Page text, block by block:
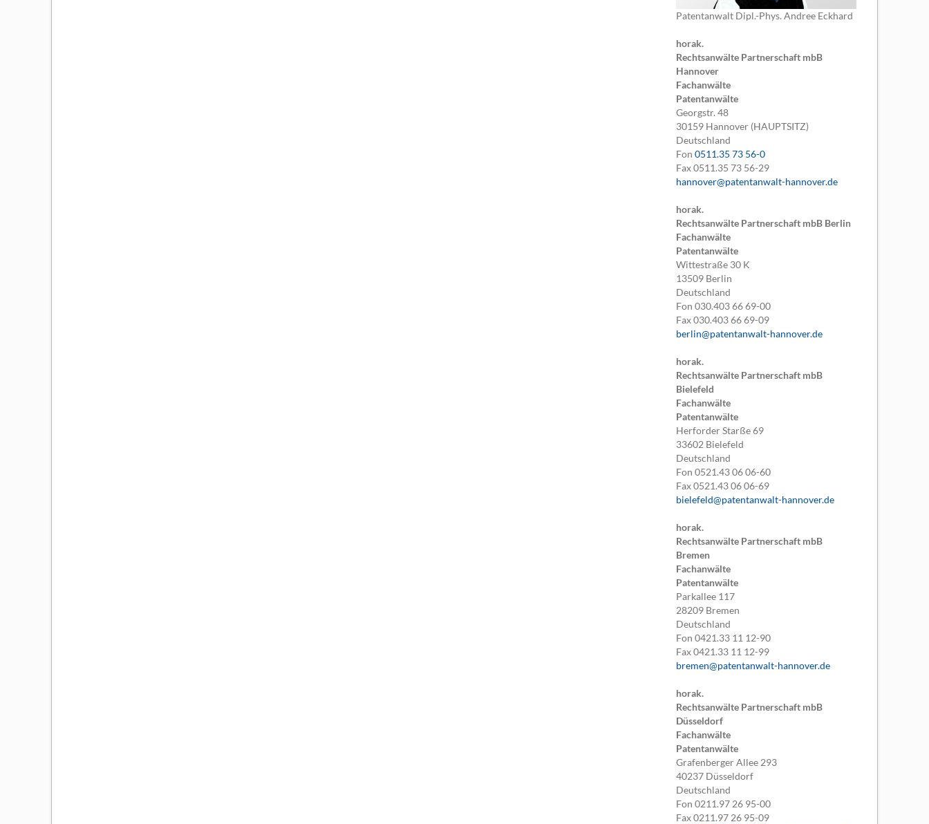
Patentanwalt Dipl.-Phys. Andree Eckhard
horak.
Rechtsanwälte Partnerschaft mbB
Hannover
Fachanwälte
Patentanwälte
Georgstr. 48
30159 Hannover (HAUPTSITZ)
Deutschland
Fon0511.35 73 56-0
Fax0511.35 73 56-29
hannover@patentanwalt-hannover.de
horak.
Rechtsanwälte Partnerschaft mbB Berlin
Fachanwälte
Patentanwälte
Wittestraße 30 K
13509 Berlin
Deutschland
Fon030.403 66 69-00
Fax030.403 66 69-09
berlin@patentanwalt-hannover.de
horak.
Rechtsanwälte Partnerschaft mbB
Bielefeld
Fachanwälte
Patentanwälte
Herforder Starße 69
33602 Bielefeld
Deutschland
Fon0521.43 06 06-60
Fax0521.43 06 06-69
bielefeld@patentanwalt-hannover.de
horak.
Rechtsanwälte Partnerschaft mbB
Bremen
Fachanwälte
Patentanwälte
Parkallee 117
28209 Bremen
Deutschland
Fon0421.33 11 12-90
Fax0421.33 11 12-99
bremen@patentanwalt-hannover.de
horak.
Rechtsanwälte Partnerschaft mbB
Düsseldorf
Fachanwälte
Patentanwälte
Grafenberger Allee 293
40237 Düsseldorf
Deutschland
Fon0211.97 26 95-00
Fax0211.97 26 95-09